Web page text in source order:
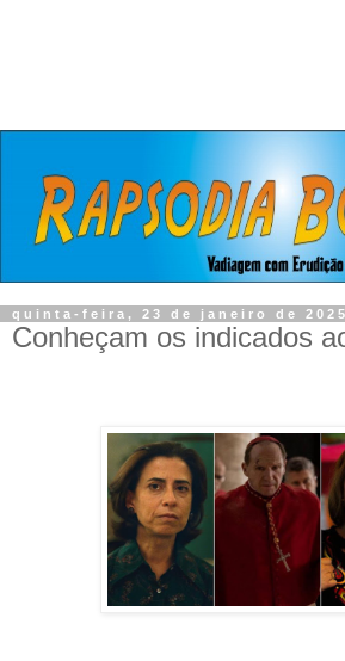
quinta-feira, 23 de janeiro de 2025
Conheçam os indicados